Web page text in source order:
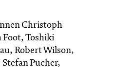
Christoph
Foot, Toshiki
Robert Wilson,
Pucher,